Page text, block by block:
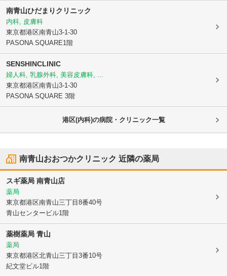
南青山ひだまりクリニック
内科, 皮膚科
東京都港区南青山3-1-30
PASONA SQUARE1階
SENSHINCLINIC
婦人科, 乳腺外科, 美容皮膚科, ...
東京都港区南青山3-1-30
PASONA SQUARE 3階
港区(内科)の病院・クリニック一覧
南青山おおつかクリニック 近隣の薬局
スギ薬局 南青山店
薬局
東京都港区南青山三丁目8番40号
青山センタービル1階
薬樹薬局 青山
薬局
東京都港区北青山三丁目3番10号
紀文堂ビル1階